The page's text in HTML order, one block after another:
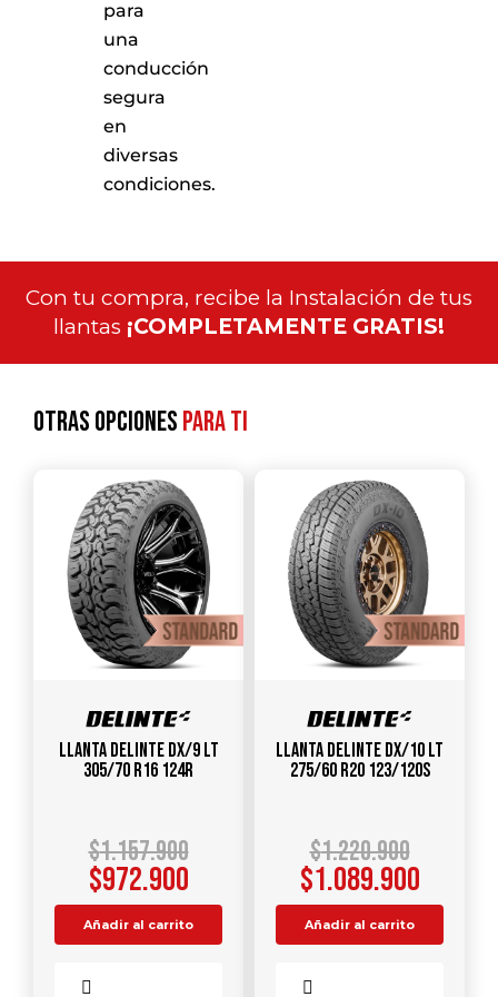
para
una
conducción
segura
en
diversas
condiciones.
Con tu compra, recibe la Instalación de tus
llantas ¡COMPLETAMENTE GRATIS!
Otras opcionespara ti
Llanta DELINTE DX/9 LT
305/70 R16 124R
$1.157.900
$972.900
Añadir al carrito
Llanta DELINTE DX/10 LT
275/60 R20 123/120S
$1.220.900
$1.089.900
Añadir al carrito